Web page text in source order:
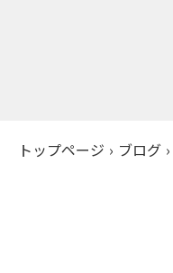
トップページ › ブログ ›